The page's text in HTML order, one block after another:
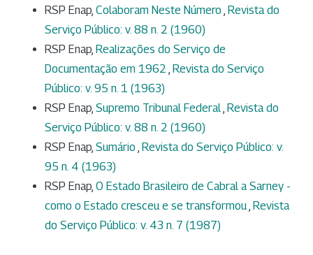
RSP Enap, Colaboram Neste Número Revista do
Serviço Público: v. 88 n. 2 (1960)
RSP Enap, Realizações do Serviço de
Documentação em 1962 Revista do Serviço
Público: v. 95 n. 1 (1963)
RSP Enap, Supremo Tribunal Federal Revista do
Serviço Público: v. 88 n. 2 (1960)
RSP Enap, Sumário Revista do Serviço Público: v.
95 n. 4 (1963)
RSP Enap, O Estado Brasileiro de Cabral a Sarney -
como o Estado cresceu e se transformou Revista
do Serviço Público: v. 43 n. 7 (1987)